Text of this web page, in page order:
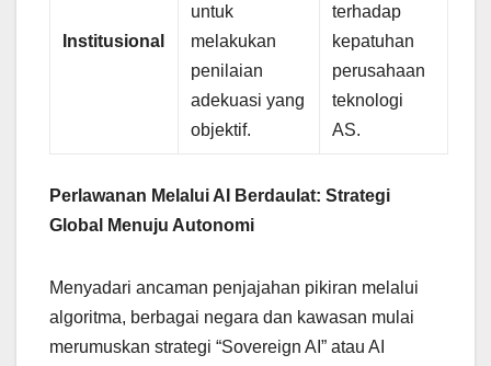
Institusional
untuk
melakukan
penilaian
adekuasi yang
objektif.
terhadap
kepatuhan
perusahaan
teknologi
AS.
Perlawanan Melalui AI Berdaulat: Strategi
Global Menuju Autonomi
Menyadari ancaman penjajahan pikiran melalui
algoritma, berbagai negara dan kawasan mulai
merumuskan strategi “Sovereign AI” atau AI